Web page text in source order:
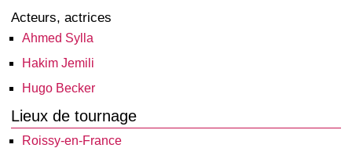
Acteurs, actrices
Ahmed Sylla
Hakim Jemili
Hugo Becker
Lieux de tournage
Roissy-en-France